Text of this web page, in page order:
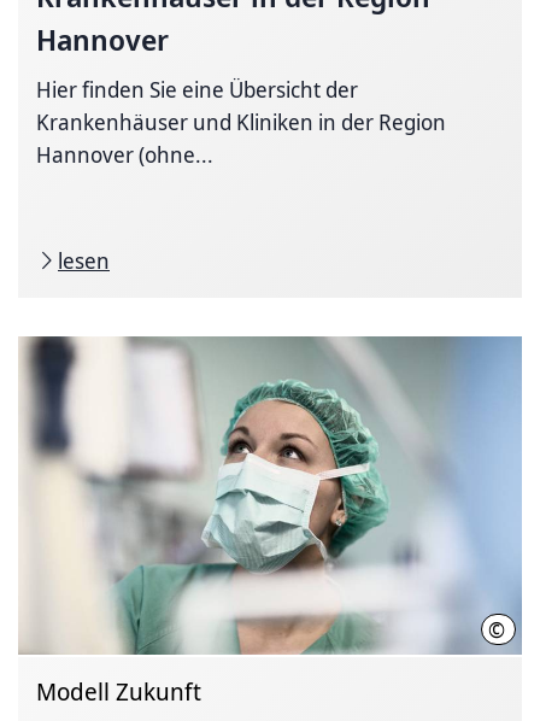
Hannover
Hier finden Sie eine Übersicht der
Krankenhäuser und Kliniken in der Region
Hannover (ohne...
lesen
© KRH
Modell Zukunft